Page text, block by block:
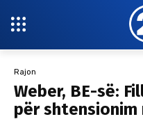
Rajon
Weber, BE-së:
për shtensionim